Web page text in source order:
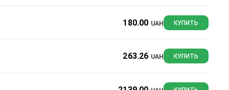
180.00 UAH КУПИТЬ
263.26 UAH КУПИТЬ